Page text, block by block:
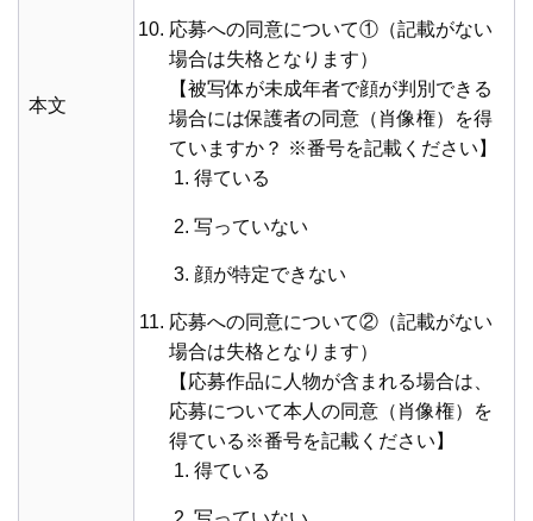
本文
応募への同意について①（記載がない
場合は失格となります）
【被写体が未成年者で顔が判別できる
場合には保護者の同意（肖像権）を得
ていますか？ ※番号を記載ください】
得ている
写っていない
顔が特定できない
応募への同意について②（記載がない
場合は失格となります）
【応募作品に人物が含まれる場合は、
応募について本人の同意（肖像権）を
得ている※番号を記載ください】
得ている